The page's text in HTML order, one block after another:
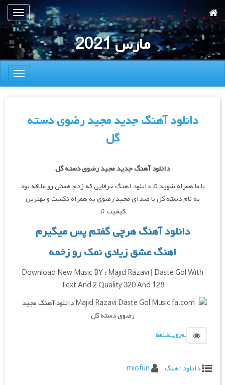
به
محتوای
اصلی
ناوبری
مارس 2021
ناوبری
دانلود آهنگ جدید مجید رضوی دسته
گل
دانلود آهنگ جدید مجید رضوی دسته گل
با ما همراه شوید ♫ دانلود اهنگ حرفایی که زدم همش رو علاقه بود
به نام دسته گل با صدای مجید رضوی به همراه تکست و بهترین
کیفیت ♫
دانلود آهنگ هرچی گفتم پس میگیرم
اهنگ عشق زیادی نمک رو زخمه
Download New Music BY : Majid Razavi | Daste Gol With
Text And 2 Quality 320 And 128
مرور ادامه
دانلود اهنگ
miofun